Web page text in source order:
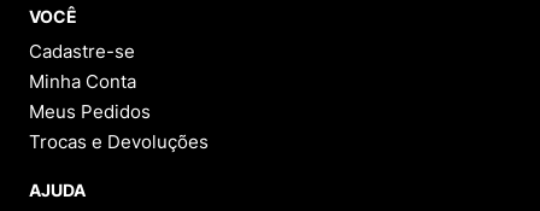
VOCÊ
Cadastre-se
Minha Conta
Meus Pedidos
Trocas e Devoluções
AJUDA